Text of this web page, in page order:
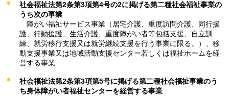
社会福祉法第2条第3項第4号の2に掲げる第二種社会福祉事業の
うち次の事業
障がい福祉サービス事業（居宅介護、重度訪問介護、同行援
護、行動援護、生活介護、重度障がい者等包括支援、自立訓
練、就労移行支援又は就労継続支援を行う事業に限る。）、移
動支援事業又は地域活動支援センター若しくは福祉ホームを経
営する事業
社会福祉法第2条第3項第5号に掲げる第二種社会福祉事業のう
ち身体障がい者福祉センターを経営する事業